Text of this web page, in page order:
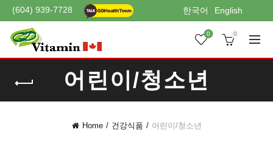
(604) 939-7728 한국어 English
0 0
어린이/청소년
Home 건강식품 어린이/청소년